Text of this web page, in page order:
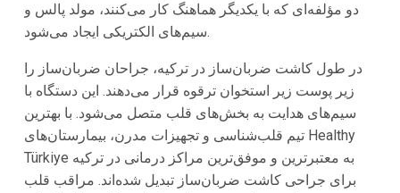
دو مؤلفه‌ای که با یکدیگر هماهنگ کار می‌کنند، مولد پالس و
سیم‌های الکتریکی ایجاد می‌شود.
در طول کاشت ضربان‌ساز در ترکیه، جراحان ضربان‌ساز را
زیر پوست زیر استخوان ترقوه قرار می‌دهند. این دستگاه با
سیم‌های هدایت به بخش‌های قلب متصل می‌شود. با بهترین
تیم قلب‌شناسی و تجهیزات مدرن، بیمارستان‌های Healthy
Türkiye به معتبرترین و موفق‌ترین مراکز درمانی در ترکیه
برای جراحی کاشت ضربان‌ساز تبدیل شده‌اند. مراقب قلب